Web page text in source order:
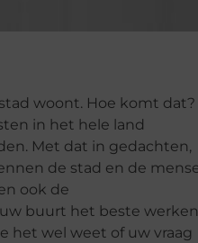
woont. Hoe komt dat?
in het hele land
Met dat in gedachten,
de stad en de
ook de
buurt het beste werken
het wel weet of uw vraag